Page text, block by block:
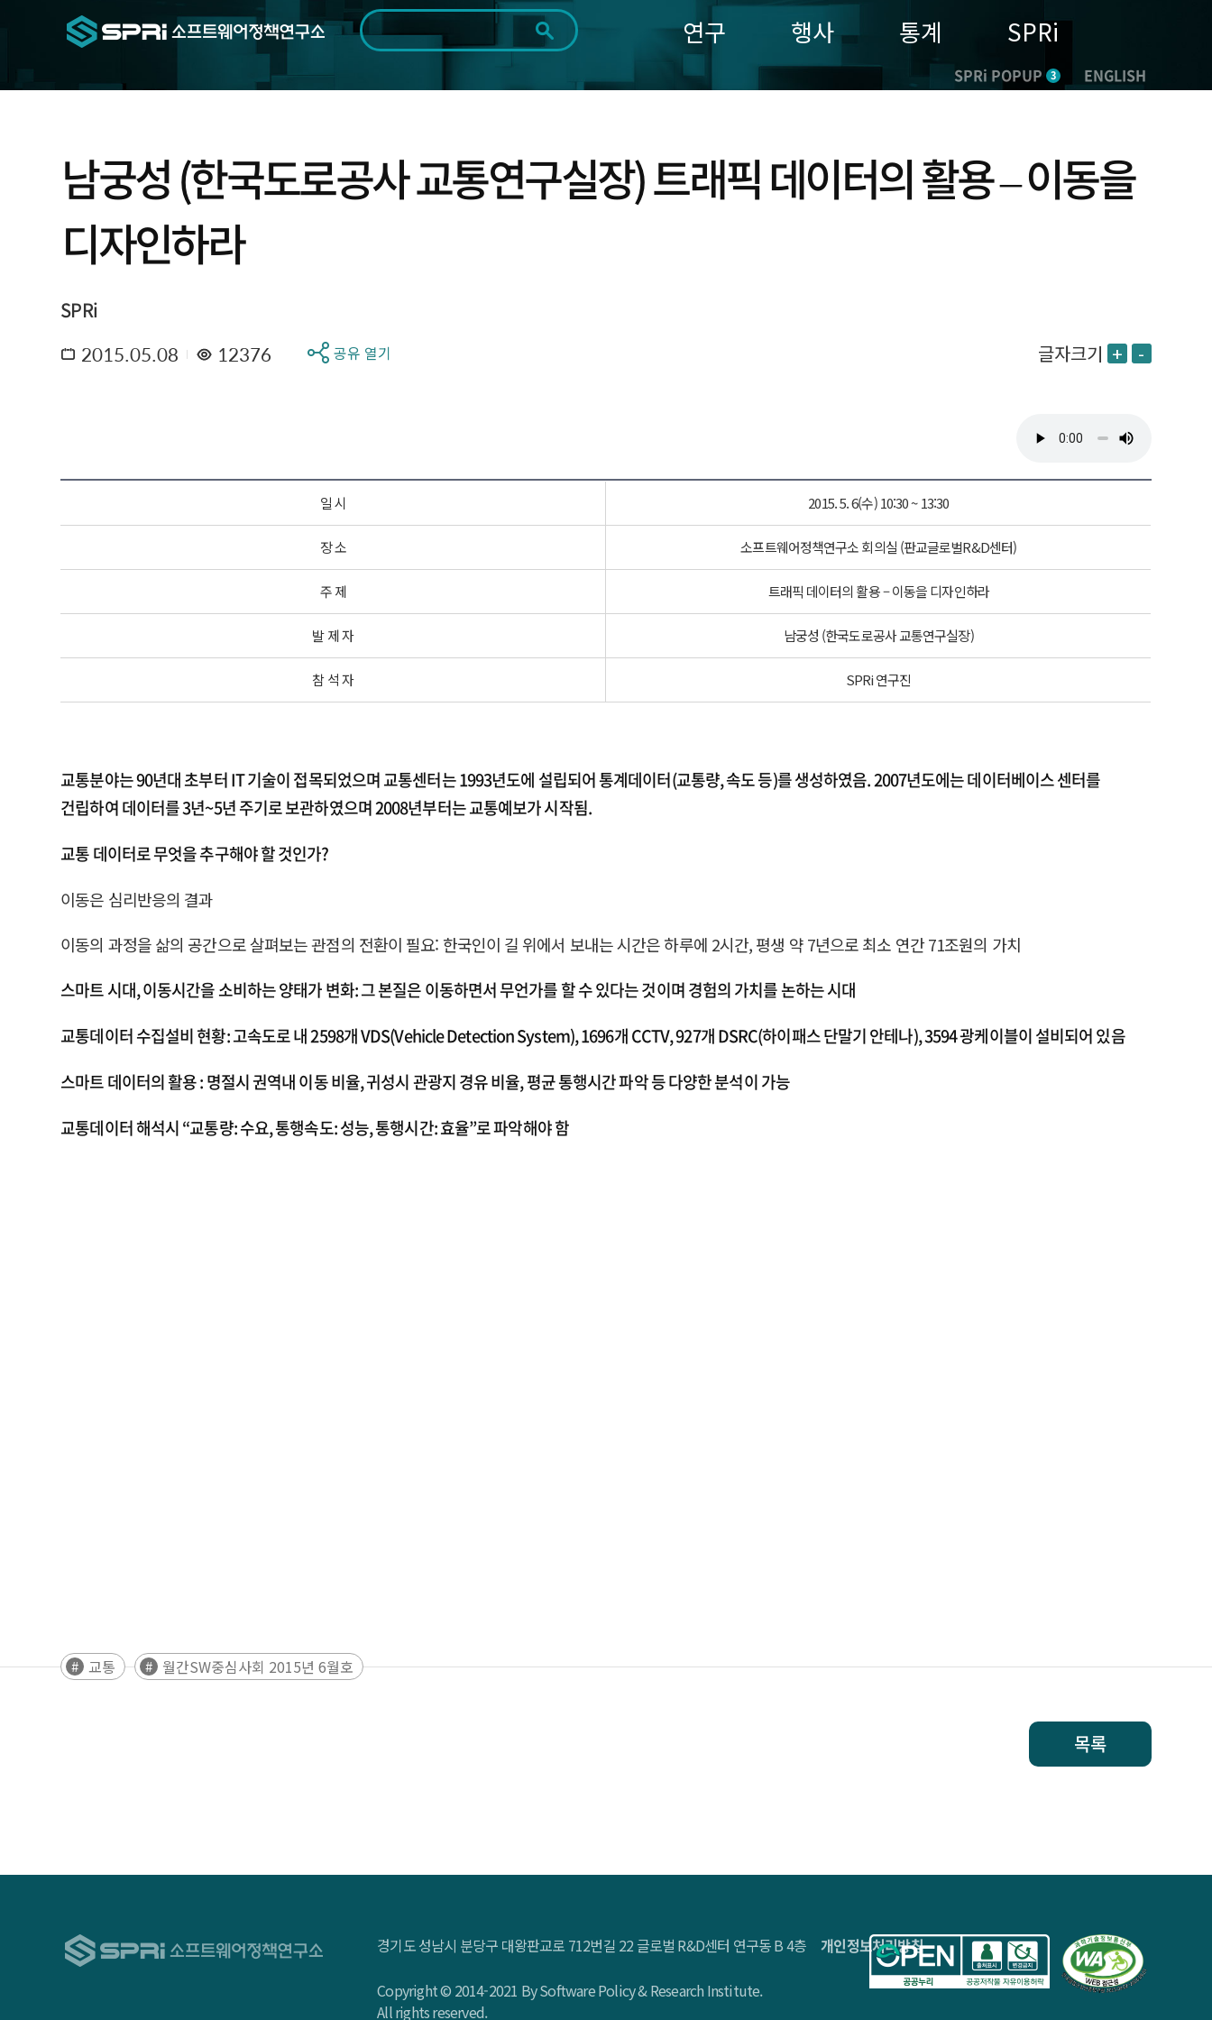
기간 전체 1일 1주 1개월 3개월 1년
작
일
지
막
일
조회
연구 행사 통계 SPRi
SPRi POPUP 3 ENGLISH
남궁성 (한국도로공사 교통연구실장) 트래픽 데이터의 활용 – 이동을
디자인하라
SPRi
2015.05.08 12376 공유 열기 글자크기 + -
일 시 2015. 5. 6(수) 10:30 ~ 13:30
장 소 소프트웨어정책연구소 회의실 (판교글로벌R&D센터)
주 제 트래픽 데이터의 활용 – 이동을 디자인하라
발 제 자 남궁성 (한국도로공사 교통연구실장)
참 석 자 SPRi 연구진
교통분야는 90년대 초부터 IT 기술이 접목되었으며 교통센터는 1993년도에 설립되어 통계데이터(교통량, 속도 등)를 생성하였음. 2007년도에는 데이터베이스 센터를
건립하여 데이터를 3년~5년 주기로 보관하였으며 2008년부터는 교통예보가 시작됨.
교통 데이터로 무엇을 추구해야 할 것인가?
이동은 심리반응의 결과
이동의 과정을 삶의 공간으로 살펴보는 관점의 전환이 필요: 한국인이 길 위에서 보내는 시간은 하루에 2시간, 평생 약 7년으로 최소 연간 71조원의 가치
스마트 시대, 이동시간을 소비하는 양태가 변화: 그 본질은 이동하면서 무언가를 할 수 있다는 것이며 경험의 가치를 논하는 시대
교통데이터 수집설비 현황: 고속도로 내 2598개 VDS(Vehicle Detection System), 1696개 CCTV, 927개 DSRC(하이패스 단말기 안테나), 3594 광케이블이 설비되어 있음
스마트 데이터의 활용 : 명절시 권역내 이동 비율, 귀성시 관광지 경유 비율, 평균 통행시간 파악 등 다양한 분석이 가능
교통데이터 해석시 “교통량: 수요, 통행속도: 성능, 통행시간: 효율”로 파악해야 함
교통 월간SW중심사회 2015년 6월호
목록
경기도 성남시 분당구 대왕판교로 712번길 22 글로벌 R&D센터 연구동 B 4층개인정보처리방침
Copyright © 2014-2021 By Software Policy & Research Institute.
All rights reserved.